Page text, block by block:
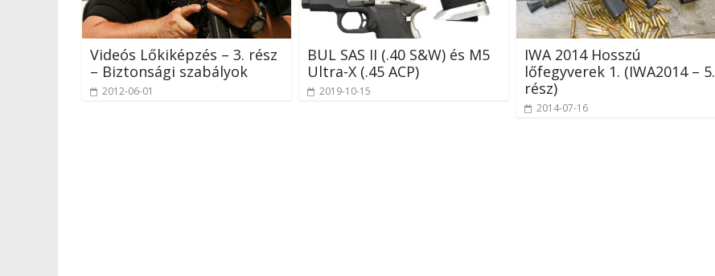
Videós Lőkiképzés – 3. rész
– Biztonsági szabályok
2012-06-01
BUL SAS II (.40 S&W) és M5
Ultra-X (.45 ACP)
2019-10-15
IWA 2014 Hosszú
lőfegyverek 1. (IWA2014 – 5.
rész)
2014-07-16